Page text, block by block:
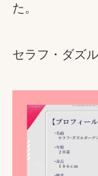
た。
セラフ・ダズ